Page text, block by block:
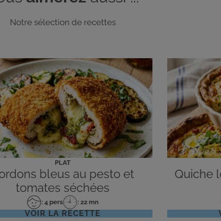
Notre sélection de recettes
PLAT
bleus au pesto et
tomates séchées
Nombre
de
: 4 pers
Temps
de
: 22 mn
VOIR LA RECETTE
Quiche